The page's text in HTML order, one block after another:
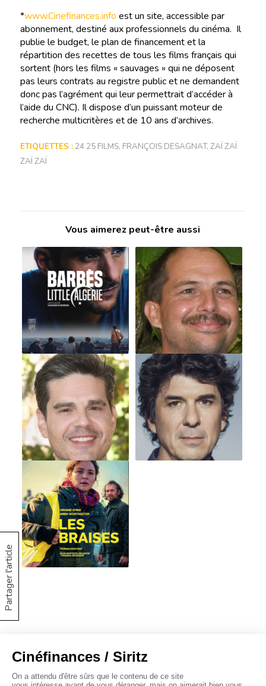
Partager l'article
*www.Cinefinances.info est un site, accessible par
abonnement, destiné aux professionnels du cinéma. Il
publie le budget, le plan de financement et la
répartition des recettes de tous les films français qui
sortent (hors les films « sauvages » qui ne déposent
pas leurs contrats au registre public et ne demandent
donc pas l’agrément qui leur permettrait d’accéder à
l’aide du CNC). Il dispose d’un puissant moteur de
recherche multicritères et de 10 ans d’archives.
ETIQUETTES : 24 25 FILMS, FRANÇOIS DESAGNAT, ZAÏ ZAÏ
ZAÏ ZAÏ
Vous aimerez peut-être aussi
À propos